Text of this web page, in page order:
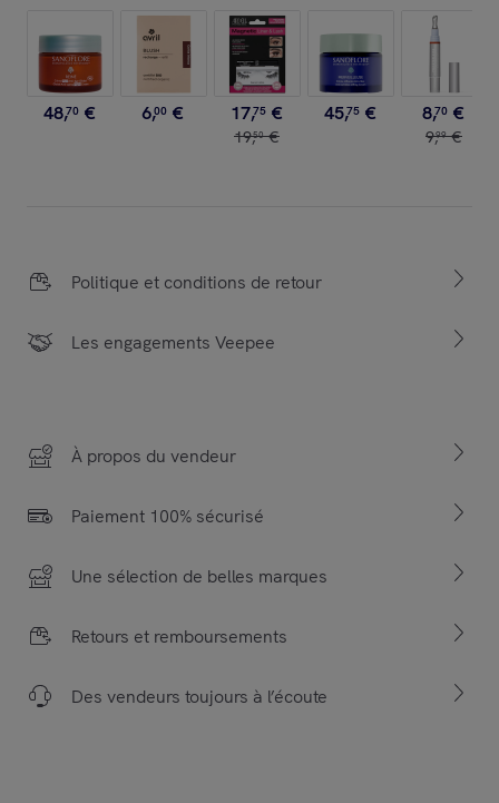
48,70 € 6,00 € 17,75 €
19,50 €
45,75 € 8,70 €
9,99 €
Politique et conditions de retour
Les engagements Veepee
À propos du vendeur
Paiement 100% sécurisé
Une sélection de belles marques
Retours et remboursements
Des vendeurs toujours à l’écoute